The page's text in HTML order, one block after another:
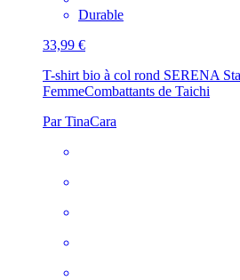
Durable
33,99 €
T-shirt bio à col rond SERENA
FemmeCombattants de Taichi
Par TinaCara